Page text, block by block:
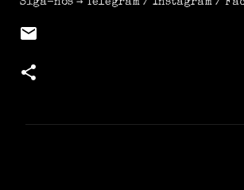
Siga-nos → Telegram/ Instagram/